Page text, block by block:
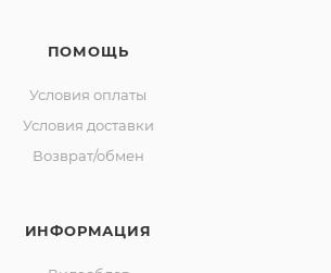
ПОМОЩЬ
Условия оплаты
Условия доставки
Возврат/обмен
ИНФОРМАЦИЯ